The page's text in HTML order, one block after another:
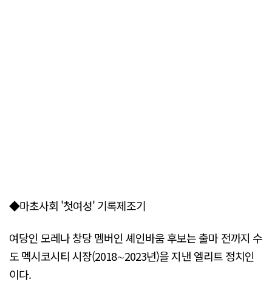
◆마초사회 '첫여성' 기록제조기
여당인 모레나 창당 멤버인 셰인바움 후보는 출마 전까지 수
도 멕시코시티 시장(2018∼2023년)을 지낸 엘리트 정치인
이다.